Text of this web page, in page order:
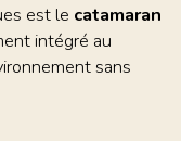
est le catamaran
intégré au
sans